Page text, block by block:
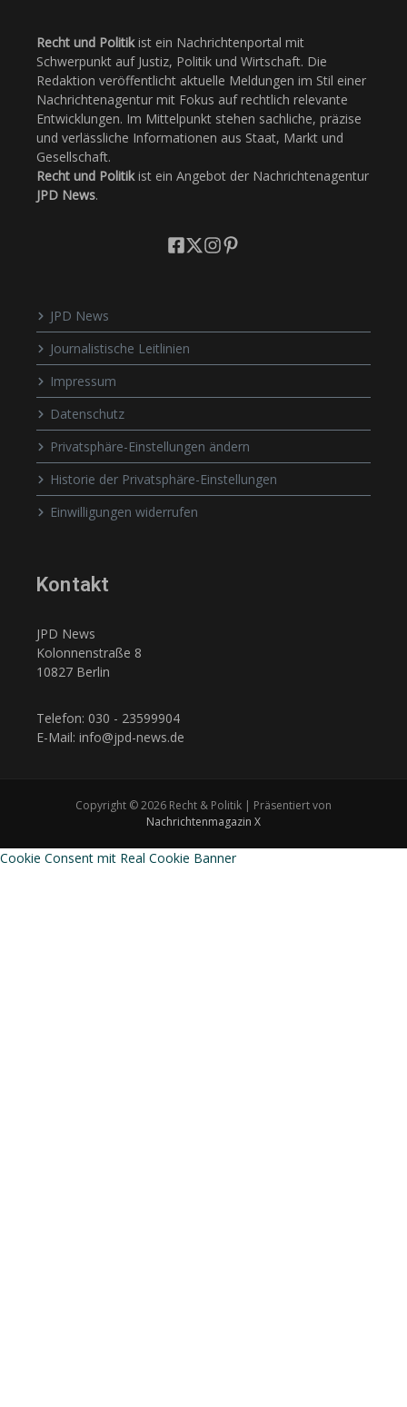
Recht und Politikist ein Nachrichtenportal mit
Schwerpunkt auf Justiz, Politik und Wirtschaft. Die
Redaktion veröffentlicht aktuelle Meldungen im Stil einer
Nachrichtenagentur mit Fokus auf rechtlich relevante
Entwicklungen. Im Mittelpunkt stehen sachliche, präzise
und verlässliche Informationen aus Staat, Markt und
Gesellschaft.
Recht und Politikist ein Angebot der Nachrichtenagentur
JPD News.
JPD News
Journalistische Leitlinien
Impressum
Datenschutz
Privatsphäre-Einstellungen ändern
Historie der Privatsphäre-Einstellungen
Einwilligungen widerrufen
Kontakt
JPD News
Kolonnenstraße 8
10827 Berlin
Telefon: 030 - 23599904
E-Mail: info@jpd-news.de
Copyright © 2026 Recht & Politik | Präsentiert von
Nachrichtenmagazin X
Cookie Consent mit Real Cookie Banner